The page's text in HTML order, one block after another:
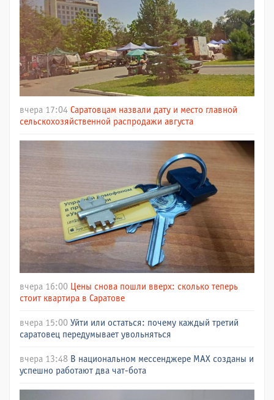
вчера 17:04 Саратовцам назвали дату и место главной
сельскохозяйственной распродажи августа
вчера 16:00 Цены снова пошли вверх: сколько теперь
стоит квартира в Саратове
вчера 15:00 Уйти или остаться: почему каждый третий
саратовец передумывает увольняться
вчера 13:48 В национальном мессенджере МАХ созданы и
успешно работают два чат-бота